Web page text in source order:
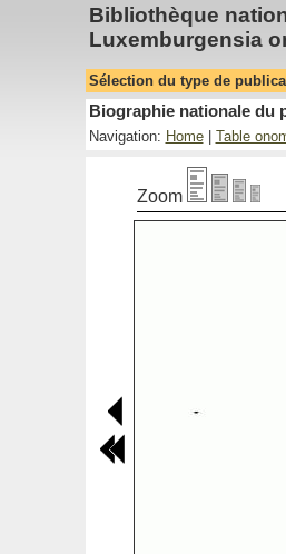
Bibliothèque
Luxemburgensia
Sélection du type de
Biographie nationale du
Navigation: Home| Table
Zoom